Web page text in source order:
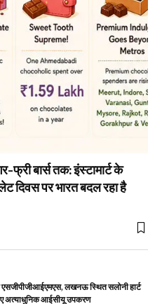
बार्स तक: इंस्टामार्ट के
दिवस पर भारत बदल रहा है
लखनऊ स्थित सलोनी हार्ट
अत्याधुनिक आईसीयू उपकरण